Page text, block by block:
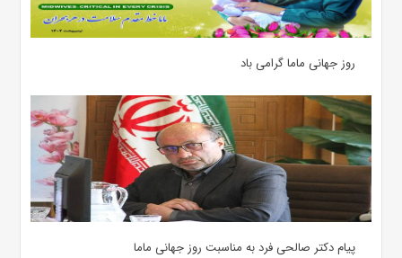
روز جهانی ماما گرامی باد
پیام دکتر صالحی فرد به مناسبت روز جهانی ماما